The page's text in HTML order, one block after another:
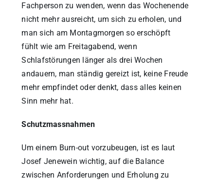
Fachperson zu wenden, wenn das Wochenende
nicht mehr ausreicht, um sich zu erholen, und
man sich am Montagmorgen so erschöpft
fühlt wie am Freitagabend, wenn
Schlafstörungen länger als drei Wochen
andauern, man ständig gereizt ist, keine Freude
mehr empfindet oder denkt, dass alles keinen
Sinn mehr hat.
Schutzmassnahmen
Um einem Burn-out vorzubeugen, ist es laut
Josef Jenewein wichtig, auf die Balance
zwischen Anforderungen und Erholung zu